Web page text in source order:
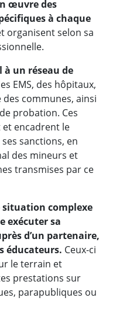
œuvre des
à chaque
organisent selon sa
à un réseau de
EMS, des hôpitaux,
communes, ainsi
probation. Ces
encadrent le
sanctions, en
des mineurs et
transmises par ce
situation complexe
exécuter sa
d’un partenaire,
éducateurs. Ceux-ci
le terrain et
prestations sur
parapubliques ou